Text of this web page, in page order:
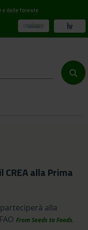
e delle foreste
CREA alla Prima
parteciperà alla
From Seeds to Foods.